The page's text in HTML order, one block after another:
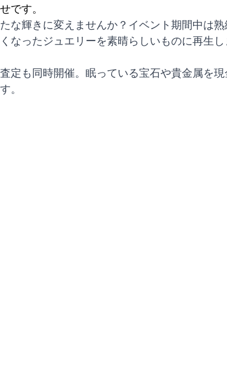
です。
な輝きに変えませんか？イベント期間中は
なったジュエリーを素晴らしいものに再生し
定も同時開催。眠っている宝石や貴金属を
。